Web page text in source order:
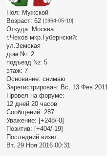
Пол: Мужской
Возраст: 62 [1964-05-10]
Откуда: Москва
г.Чехов мкр.Губернский:
ул.Земская
дом №: 2
подъезд №: 5
этаж: 7
Основание: снимаю
Зарегистрирован: Вс, 13 Фев 2011
Провел на форуме:
12 дней 20 часов
Сообщений: 287
Уважение: [+248/-0]
Позитив: [+404/-19]
Последний визит:
Вт, 29 Ноя 2016 00:31